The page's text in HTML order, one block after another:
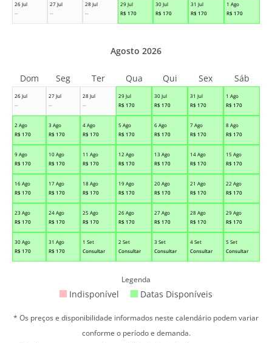
26 Jul
--
27 Jul
--
28 Jul
--
29 Jul
R$ 170
30 Jul
R$ 170
31 Jul
R$ 170
1 Ago
R$ 170
26 Jul
--
27 Jul
--
28 Jul
--
29 Jul
R$ 170
30 Jul
R$ 170
31 Jul
R$ 170
1 Ago
R$ 170
2 Ago
R$ 170
3 Ago
R$ 170
4 Ago
R$ 170
5 Ago
R$ 170
6 Ago
R$ 170
7 Ago
R$ 170
8 Ago
R$ 170
9 Ago
R$ 170
10 Ago
R$ 170
11 Ago
R$ 170
12 Ago
R$ 170
13 Ago
R$ 170
14 Ago
R$ 170
15 Ago
R$ 170
16 Ago
R$ 170
17 Ago
R$ 170
18 Ago
R$ 170
19 Ago
R$ 170
20 Ago
R$ 170
21 Ago
R$ 170
22 Ago
R$ 170
23 Ago
R$ 170
24 Ago
R$ 170
25 Ago
R$ 170
26 Ago
R$ 170
27 Ago
R$ 170
28 Ago
R$ 170
29 Ago
R$ 170
30 Ago
R$ 170
31 Ago
R$ 170
1 Set
Consultar
2 Set
Consultar
3 Set
Consultar
4 Set
Consultar
5 Set
Consultar
Agosto 2026
Dom Seg Ter Qua Qui Sex Sáb
Legenda
Indisponível Datas Disponíveis
* Os preços e disponibilidade informados neste calendário podem variar
conforme o período e demanda.